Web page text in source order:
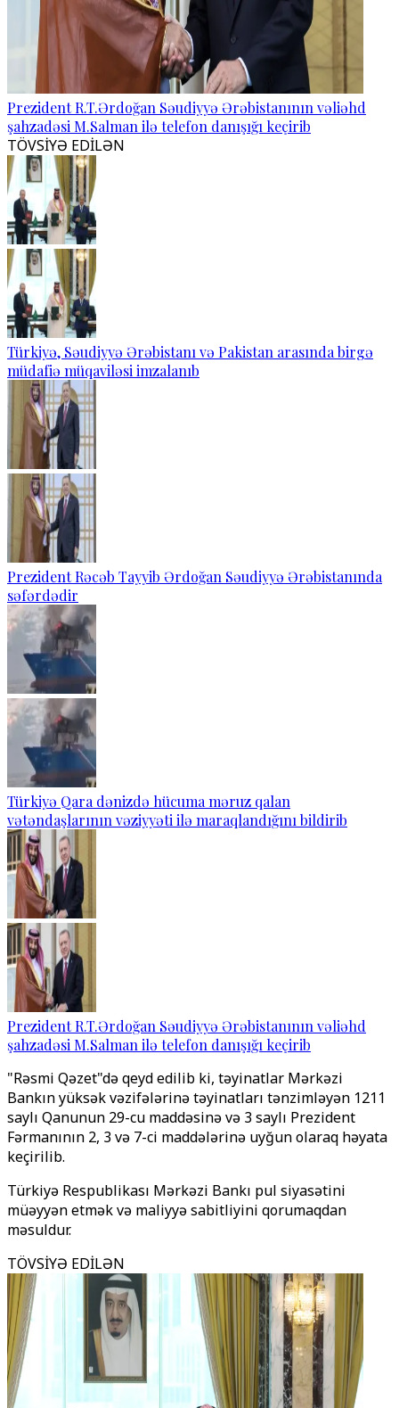
Prezident R.T.Ərdoğan Səudiyyə Ərəbistanının vəliəhd
şahzadəsi M.Salman ilə telefon danışığı keçirib
TÖVSİYƏ EDİLƏN
Türkiyə, Səudiyyə Ərəbistanı və Pakistan arasında birgə
müdafiə müqaviləsi imzalanıb
Prezident Rəcəb Tayyib Ərdoğan Səudiyyə Ərəbistanında
səfərdədir
Türkiyə Qara dənizdə hücuma məruz qalan
vətəndaşlarının vəziyyəti ilə maraqlandığını bildirib
Prezident R.T.Ərdoğan Səudiyyə Ərəbistanının vəliəhd
şahzadəsi M.Salman ilə telefon danışığı keçirib
"Rəsmi Qəzet"də qeyd edilib ki, təyinatlar Mərkəzi
Bankın yüksək vəzifələrinə təyinatları tənzimləyən 1211
saylı Qanunun 29-cu maddəsinə və 3 saylı Prezident
Fərmanının 2, 3 və 7-ci maddələrinə uyğun olaraq həyata
keçirilib.
Türkiyə Respublikası Mərkəzi Bankı pul siyasətini
müəyyən etmək və maliyyə sabitliyini qorumaqdan
məsuldur.
TÖVSİYƏ EDİLƏN